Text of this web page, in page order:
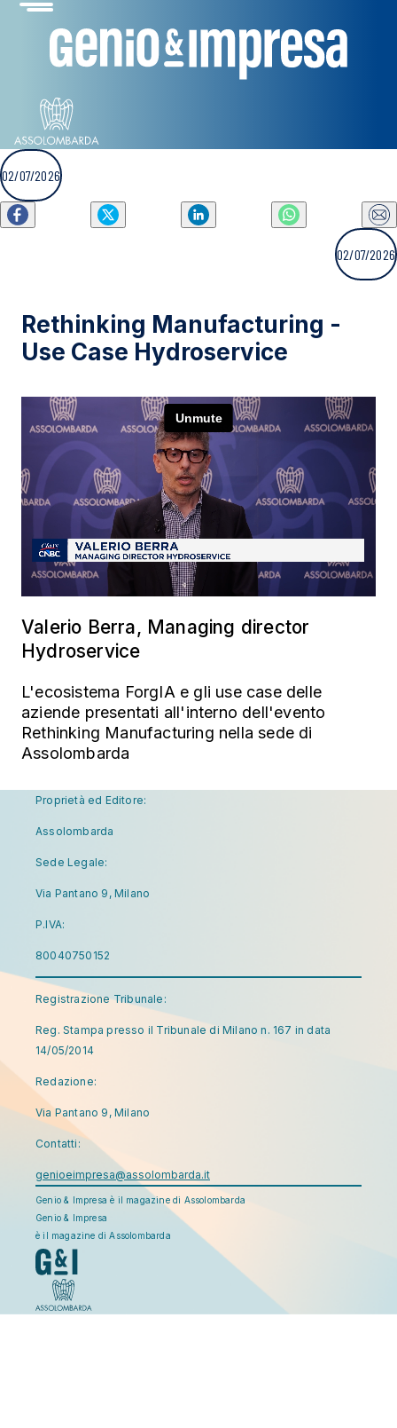
02/07/2026
02/07/2026
Rethinking Manufacturing -
Use Case Hydroservice
Valerio Berra, Managing director
Hydroservice
L'ecosistema ForgIA e gli use case delle
aziende presentati all'interno dell'evento
Rethinking Manufacturing nella sede di
Assolombarda
Proprietà ed Editore:
Assolombarda
Sede Legale:
Via Pantano 9, Milano
P.IVA:
80040750152
Registrazione Tribunale:
Reg. Stampa presso il Tribunale di Milano n. 167 in data
14/05/2014
Redazione:
Via Pantano 9, Milano
Contatti:
genioeimpresa@assolombarda.it
Genio & Impresa è il magazine di Assolombarda
Genio & Impresa
è il magazine di Assolombarda